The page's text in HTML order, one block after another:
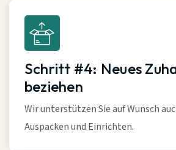
Schritt #4: Neues
beziehen
Wir unterstützen Sie auf Wunsch
Auspacken und Einrichten.